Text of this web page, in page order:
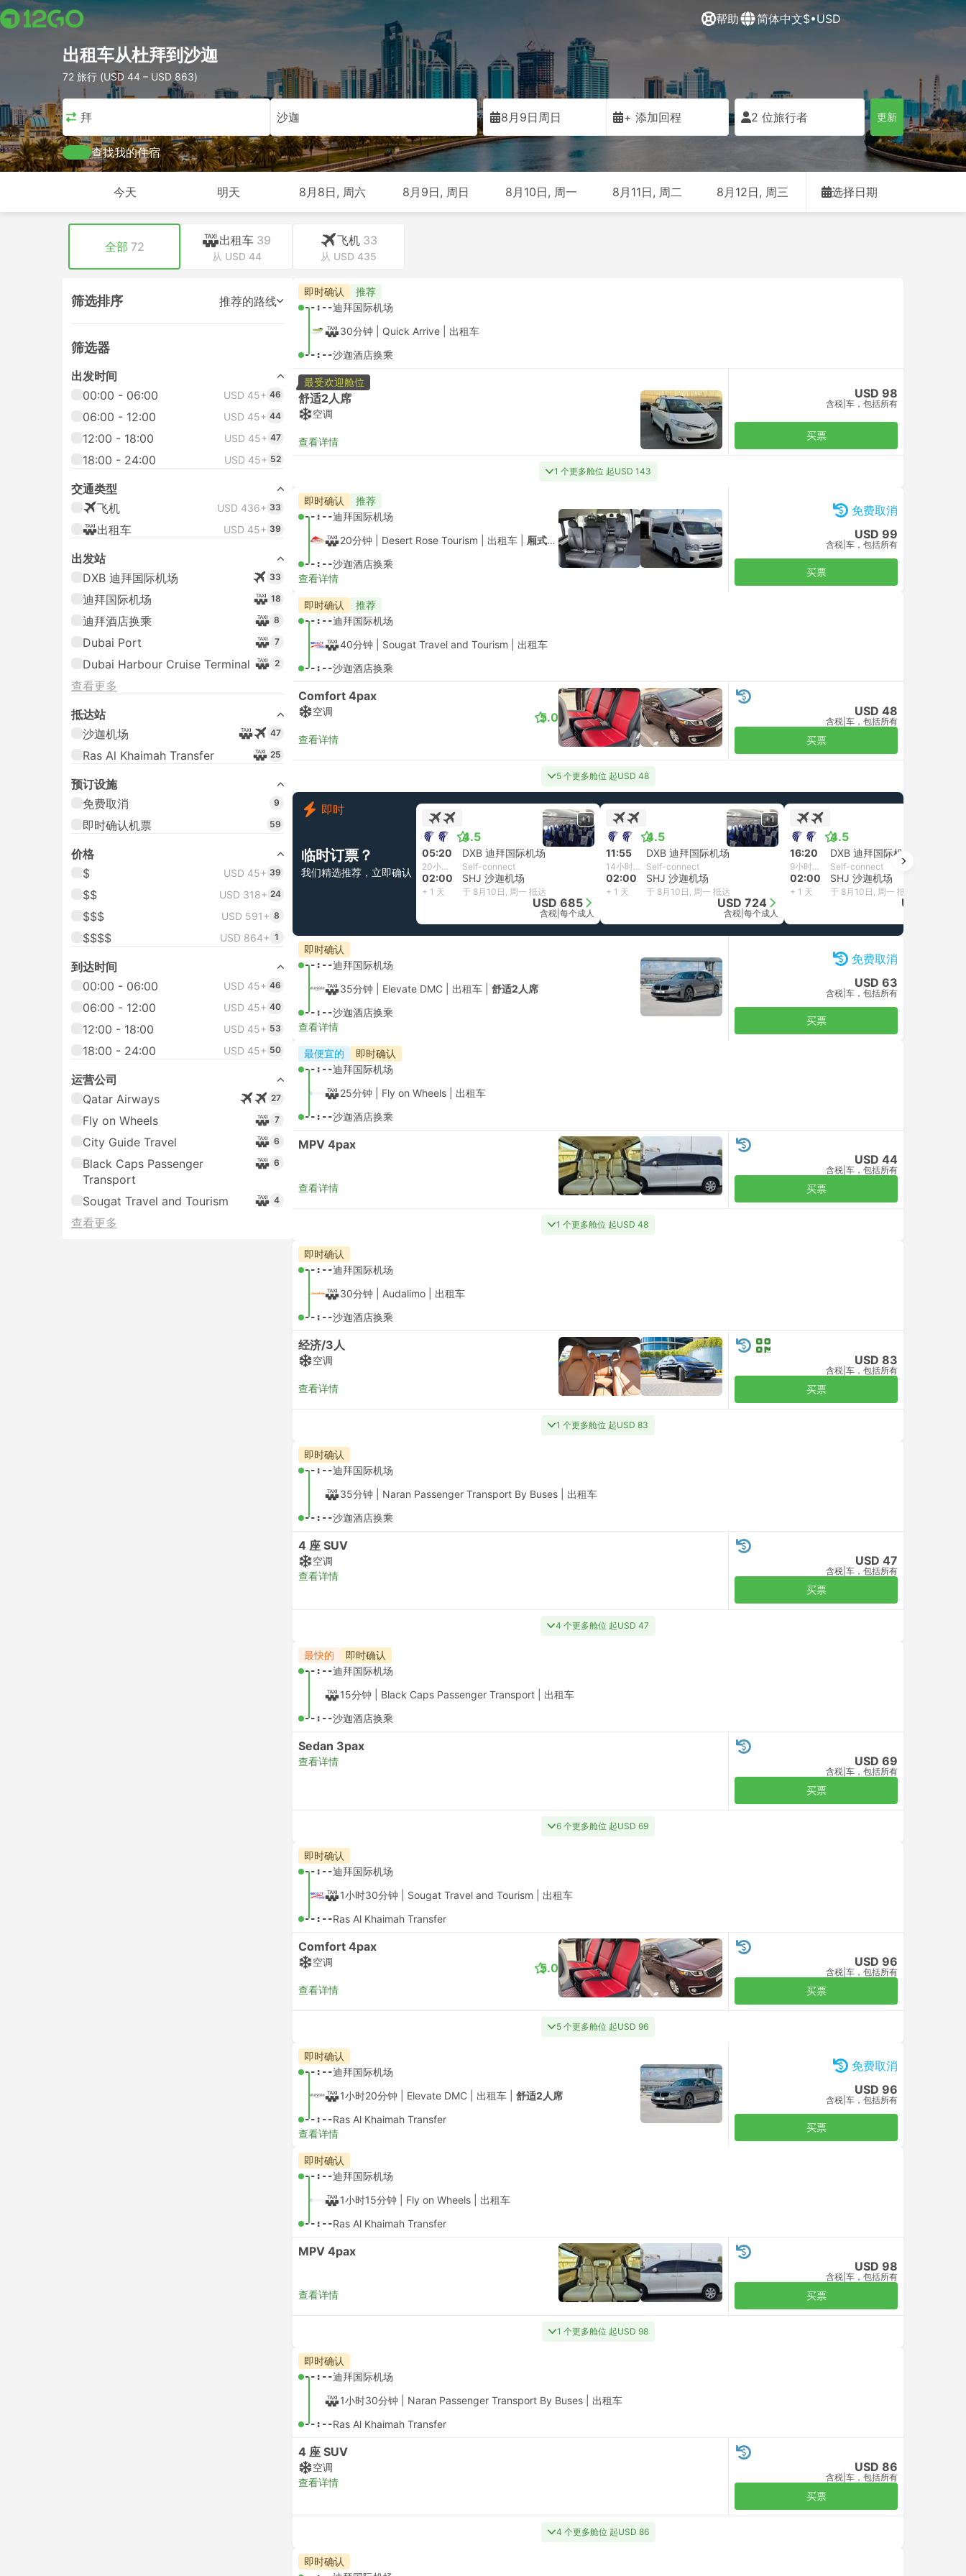
帮助 简体中文$•USD
出租车从杜拜到沙迦
72 旅行 (USD 44 – USD 863)
杜拜 沙迦 8月9日周日 + 添加回程 2 位旅行者 更新
查找我的住宿
今天 明天 8月8日, 周六 8月9日, 周日 8月10日, 周一 8月11日, 周二 8月12日, 周三 选择日期
全部 72 出租车 39
从 USD 44
飞机 33
从 USD 435
筛选排序 推荐的路线
筛选器
出发时间
00:00 - 06:00
USD 45+ 46
06:00 - 12:00 USD 45+ 44
12:00 - 18:00 USD 45+ 47
18:00 - 24:00 USD 45+ 52
交通类型
飞机
USD 436+ 33
出租车 USD 45+ 39
出发站
DXB 迪拜国际机场
33
迪拜国际机场 18
迪拜酒店换乘 8
Dubai Port 7
Dubai Harbour Cruise Terminal 2
查看更多
抵达站
沙迦机场
47
Ras Al Khaimah Transfer 25
预订设施
免费取消
9
即时确认机票 59
价格
$
USD 45+ 39
$$ USD 318+ 24
$$$ USD 591+ 8
$$$$ USD 864+ 1
到达时间
00:00 - 06:00
USD 45+ 46
06:00 - 12:00 USD 45+ 40
12:00 - 18:00 USD 45+ 53
18:00 - 24:00 USD 45+ 50
运营公司
Qatar Airways
27
Fly on Wheels 7
City Guide Travel 6
Black Caps Passenger
Transport
6
Sougat Travel and Tourism 4
查看更多
即时确认 推荐
--:--迪拜国际机场
30分钟 | Quick Arrive 出租车
--:--沙迦酒店换乘
最受欢迎舱位
舒适2人席
空调
查看详情
USD 98
含税 车，包括所有
买票
1 个更多舱位 起USD 143
即时确认 推荐
--:--迪拜国际机场
20分钟 | Desert Rose Tourism 出租车 厢式车 6人
--:--沙迦酒店换乘
查看详情
免费取消
USD 99
含税 车，包括所有
买票
即时确认 推荐
--:--迪拜国际机场
40分钟 | Sougat Travel and Tourism 出租车
--:--沙迦酒店换乘
Comfort 4pax
空调
查看详情
5.0 USD 48
含税 车，包括所有
买票
5 个更多舱位 起USD 48
即时
临时订票？
我们精选推荐，立即确认
4.5
+1
05:20 DXB 迪拜国际机场
20小时40分钟 Self-connect
02:00 SHJ 沙迦机场
+ 1 天 于 8月10日, 周一 抵达
USD 685
含税 每个成人
4.5
+1
11:55 DXB 迪拜国际机场
14小时5分钟 Self-connect
02:00 SHJ 沙迦机场
+ 1 天 于 8月10日, 周一 抵达
USD 724
含税 每个成人
4.5
16:20 DXB 迪拜国际机场
9小时40分钟 Self-connect
02:00 SHJ 沙迦机场
+ 1 天 于 8月10日, 周一 抵达
USD 728
即时确认
--:--迪拜国际机场
35分钟 | Elevate DMC 出租车 舒适2人席
--:--沙迦酒店换乘
查看详情
免费取消
USD 63
含税 车，包括所有
买票
最便宜的 即时确认
--:--迪拜国际机场
25分钟 | Fly on Wheels 出租车
--:--沙迦酒店换乘
MPV 4pax
查看详情
USD 44
含税 车，包括所有
买票
1 个更多舱位 起USD 48
即时确认
--:--迪拜国际机场
30分钟 | Audalimo 出租车
--:--沙迦酒店换乘
经济/3人
空调
查看详情
USD 83
含税 车，包括所有
买票
1 个更多舱位 起USD 83
即时确认
--:--迪拜国际机场
35分钟 | Naran Passenger Transport By Buses 出租车
--:--沙迦酒店换乘
4 座 SUV
空调
查看详情
USD 47
含税 车，包括所有
买票
4 个更多舱位 起USD 47
最快的 即时确认
--:--迪拜国际机场
15分钟 | Black Caps Passenger Transport 出租车
--:--沙迦酒店换乘
Sedan 3pax
查看详情 USD 69
含税 车，包括所有
买票
6 个更多舱位 起USD 69
即时确认
--:--迪拜国际机场
1小时30分钟 | Sougat Travel and Tourism 出租车
--:--Ras Al Khaimah Transfer
Comfort 4pax
空调
查看详情
5.0 USD 96
含税 车，包括所有
买票
5 个更多舱位 起USD 96
即时确认
--:--迪拜国际机场
1小时20分钟 | Elevate DMC 出租车 舒适2人席
--:--Ras Al Khaimah Transfer
查看详情
免费取消
USD 96
含税 车，包括所有
买票
即时确认
--:--迪拜国际机场
1小时15分钟 | Fly on Wheels 出租车
--:--Ras Al Khaimah Transfer
MPV 4pax
查看详情
USD 98
含税 车，包括所有
买票
1 个更多舱位 起USD 98
即时确认
--:--迪拜国际机场
1小时30分钟 | Naran Passenger Transport By Buses 出租车
--:--Ras Al Khaimah Transfer
4 座 SUV
空调
查看详情
USD 86
含税 车，包括所有
买票
4 个更多舱位 起USD 86
即时确认